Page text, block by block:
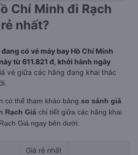
Chí Minh đi Rạch
nhất?
có vé máy bay Hồ Chí Minh
từ 611.821 đ, khởi hành ngày
vé giữa các hãng đang khai thác
có thể tham khảo bảng so sánh giá
Rạch Giá chi tiết giữa các hãng khai
Giá ngay bên dưới:
Giá rẻ nhất